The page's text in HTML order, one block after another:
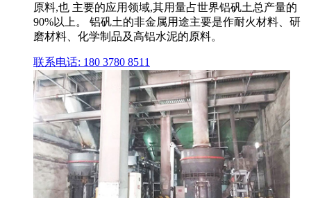
原料,也 主要的应用领域,其用量占世界铝矾土总产量的
90%以上。 铝矾土的非金属用途主要是作耐火材料、研
磨材料、化学制品及高铝水泥的原料。
联系电话: 180 3780 8511